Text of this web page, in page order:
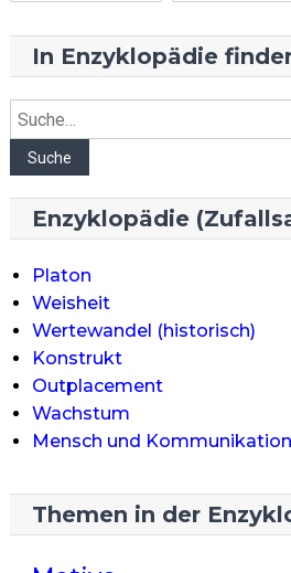
In Enzyklopädie
Suche
Suche
Enzyklopädie
Platon
Weisheit
Wertewandel (historisch)
Konstrukt
Outplacement
Wachstum
Mensch und Kommunikation
Themen in der